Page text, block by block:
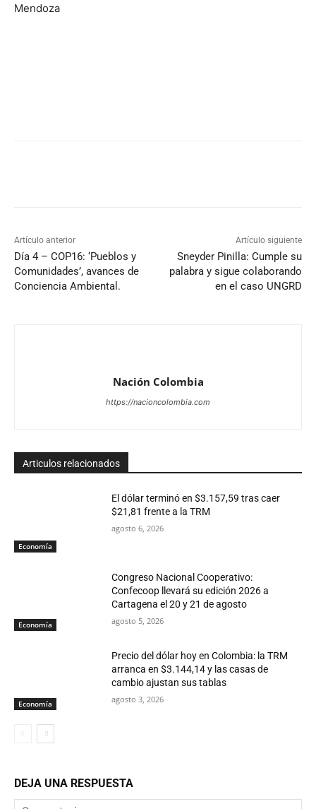
Mendoza
Artículo anterior
Día 4 – COP16: ‘Pueblos y
Comunidades’, avances de
Conciencia Ambiental.
Artículo siguiente
Sneyder Pinilla: Cumple su
palabra y sigue colaborando
en el caso UNGRD
Nación Colombia
https://nacioncolombia.com
Articulos relacionados
Economía
El dólar terminó en $3.157,59 tras caer
$21,81 frente a la TRM
agosto 6, 2026
Economía
Congreso Nacional Cooperativo:
Confecoop llevará su edición 2026 a
Cartagena el 20 y 21 de agosto
agosto 5, 2026
Economía
Precio del dólar hoy en Colombia: la TRM
arranca en $3.144,14 y las casas de
cambio ajustan sus tablas
agosto 3, 2026
DEJA UNA RESPUESTA